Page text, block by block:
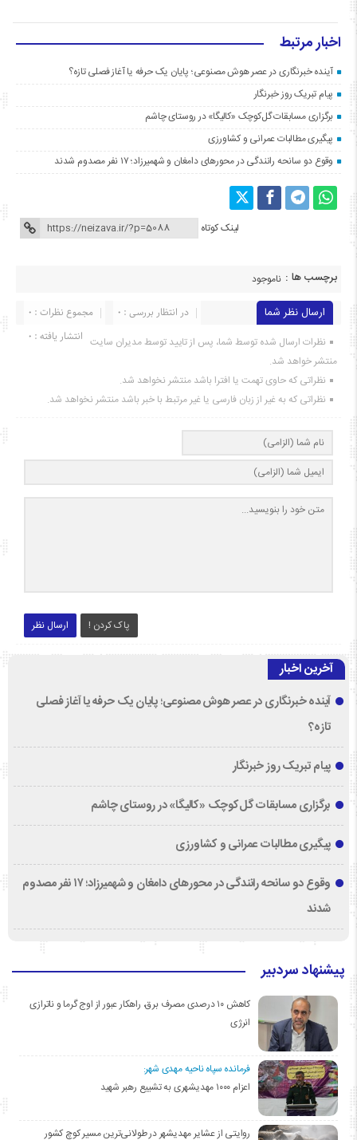
اخبار مرتبط
آینده خبرنگاری در عصر هوش مصنوعی؛ پایان یک حرفه یا آغاز فصلی تازه؟
پیام تبریک روز خبرنگار
برگزاری مسابقات گل‌کوچک «کالیگا» در روستای چاشم
پیگیری مطالبات عمرانی و کشاورزی
وقوع دو سانحه رانندگی در محورهای دامغان و شهمیرزاد؛ ۱۷ نفر مصدوم شدند
لینک کوتاه
برچسب ها : ناموجود
ارسال نظر شما مجموع نظرات : 0
در انتظار بررسی : 0
انتشار یافته : ۰ نظرات ارسال شده توسط شما، پس از تایید توسط مدیران سایت
منتشر خواهد شد.
نظراتی که حاوی تهمت یا افترا باشد منتشر نخواهد شد.
نظراتی که به غیر از زبان فارسی یا غیر مرتبط با خبر باشد منتشر نخواهد شد.
ارسال نظر پاک کردن !
آخرین اخبار
آینده خبرنگاری در عصر هوش مصنوعی؛ پایان یک حرفه یا آغاز فصلی
تازه؟
پیام تبریک روز خبرنگار
برگزاری مسابقات گل‌کوچک «کالیگا» در روستای چاشم
پیگیری مطالبات عمرانی و کشاورزی
وقوع دو سانحه رانندگی در محورهای دامغان و شهمیرزاد؛ ۱۷ نفر مصدوم
شدند
پیشنهاد سردبیر
کاهش ۱۰ درصدی مصرف برق، راهکار عبور از اوج گرما و ناترازی
انرژی
فرمانده سپاه ناحیه مهدی شهر:
اعزام ۱۰۰۰ مهدیشهری به تشییع رهبر شهید
روایتی از عشایر مهدیشهر در طولانی‌ترین مسیر کوچ کشور